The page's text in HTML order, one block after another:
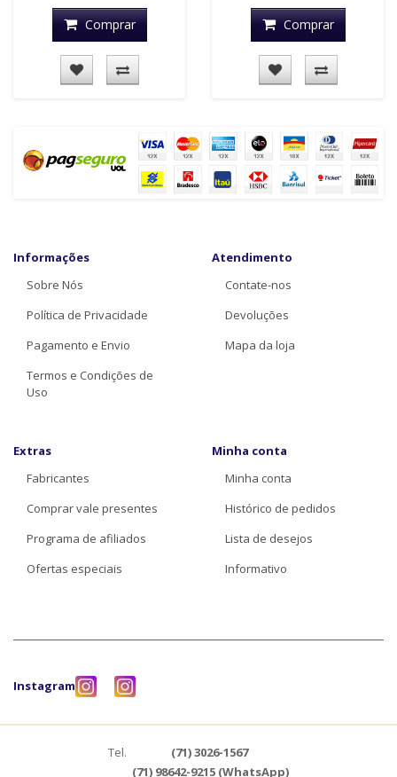
Comprar Comprar
Informações
Sobre Nós
Política de Privacidade
Pagamento e Envio
Termos e Condições de
Uso
Atendimento
Contate-nos
Devoluções
Mapa da loja
Extras
Fabricantes
Comprar vale presentes
Programa de afiliados
Ofertas especiais
Minha conta
Minha conta
Histórico de pedidos
Lista de desejos
Informativo
Instagram
Tel.
(71) 3026-1567
(71) 98642-9215 (WhatsApp)